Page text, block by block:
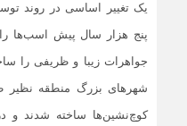
یک تغییر اساسی در روند
پنج هزار سال پیش اسب‌ها
جواهرات زیبا و ظریفی را
شهرهای بزرگ منطقه نظیر
کوچ‌نشین‌ها ساخته شدند و